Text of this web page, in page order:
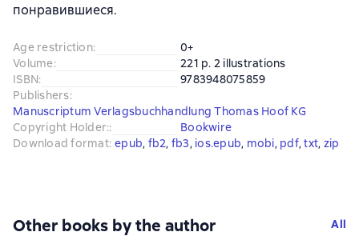
понравившиеся.
Age restriction:
0+
Volume:
221 p. 2 illustrations
ISBN:
9783948075859
Publishers:
Manuscriptum Verlagsbuchhandlung Thomas Hoof KG
Copyright Holder::
Bookwire
Download format: epub, fb2, fb3, ios.epub, mobi, pdf, txt, zip
Other books by the author All